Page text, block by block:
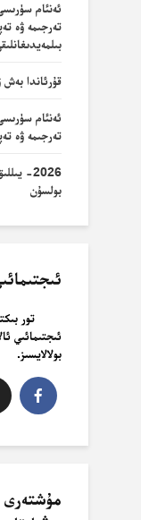
تەرجىمە ۋە
قۇرئاندا بەش
تەرجىمە ۋە
2026-
بولسۇن
تور
ئىجتىمائىي
بولالايسىز.
مۇشتەرى